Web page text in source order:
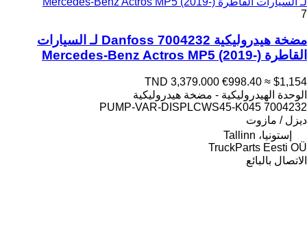
7
مضخة هيدروليكية Danfoss 7004232 لـ السيارات
القاطرة Mercedes-Benz Actros MP5 (2019-)
TND 3,379.000 €998.40 ≈ $1,154
الوحدة الهيدروليكية - مضخة هيدروليكية
7004232 PUMP-VAR-DISPLCWS45-K045
ديزل / مازوت
إستونيا، Tallinn
TruckParts Eesti OÜ
الاتصال بالبائع